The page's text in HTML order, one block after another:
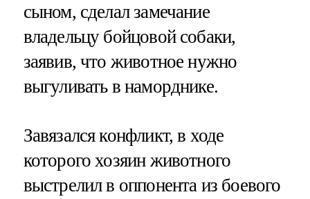
сыном, сделал замечание
владельцу бойцовой собаки,
заявив, что животное нужно
выгуливать в наморднике.
Завязался конфликт, в ходе
которого хозяин животного
выстрелил в оппонента из боевого